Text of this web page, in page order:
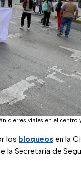
cierres viales en el centro
los bloqueos en la
Secretaría de